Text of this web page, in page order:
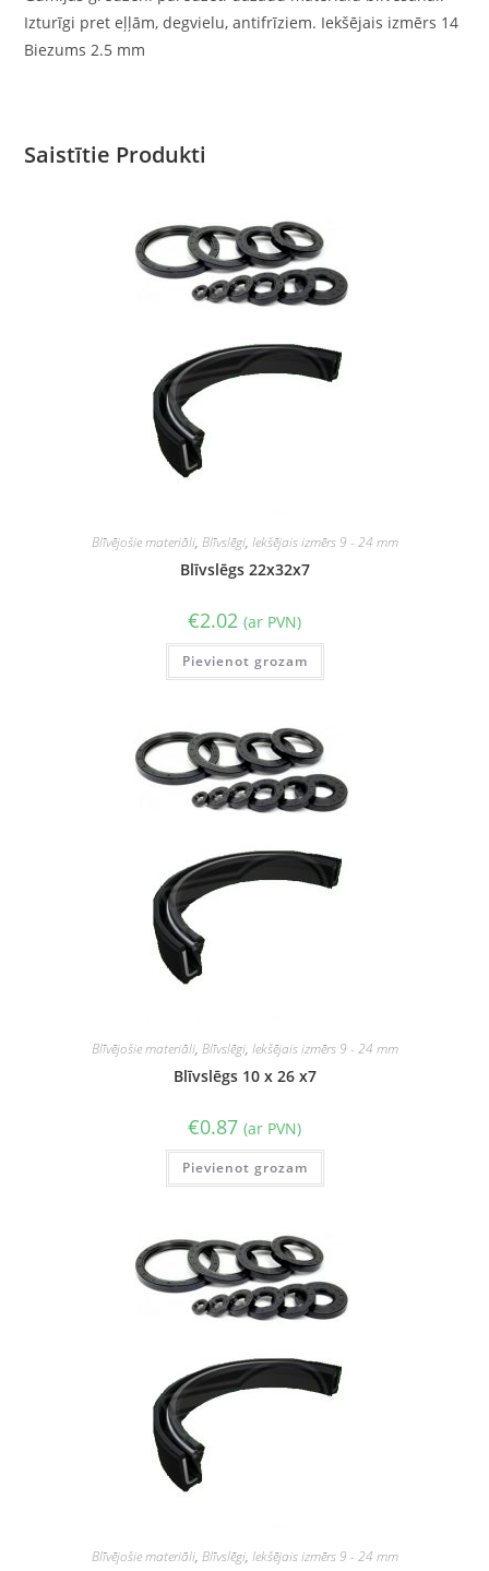
Izturīgi pret eļļām, degvielu, antifrīziem. Iekšējais izmērs 14
Biezums 2.5 mm
Saistītie Produkti
Blīvējošie materiāli, Blīvslēgi, Iekšējais izmērs 9 - 24 mm
Blīvslēgs 22x32x7
€2.02 (ar PVN)
Pievienot grozam
Blīvējošie materiāli, Blīvslēgi, Iekšējais izmērs 9 - 24 mm
Blīvslēgs 10 x 26 x7
€0.87 (ar PVN)
Pievienot grozam
Blīvējošie materiāli, Blīvslēgi, Iekšējais izmērs 9 - 24 mm